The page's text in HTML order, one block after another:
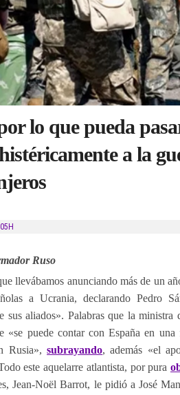
lo que pueda
a la
Ruso
llevábamos anunciando más de un
a Ucrania, declarando Pedro
sus aliados». Palabras que la
«se puede contar con España en
Rusia»,subrayando, además «el
este aquelarre atlantista, por pura
Jean-Noël Barrot, le pidió a José